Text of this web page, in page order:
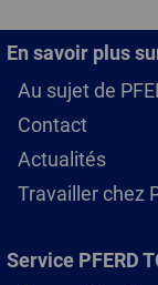
En savoir plus
Au sujet de
Contact
Actualités
Travailler chez
Service PFERD